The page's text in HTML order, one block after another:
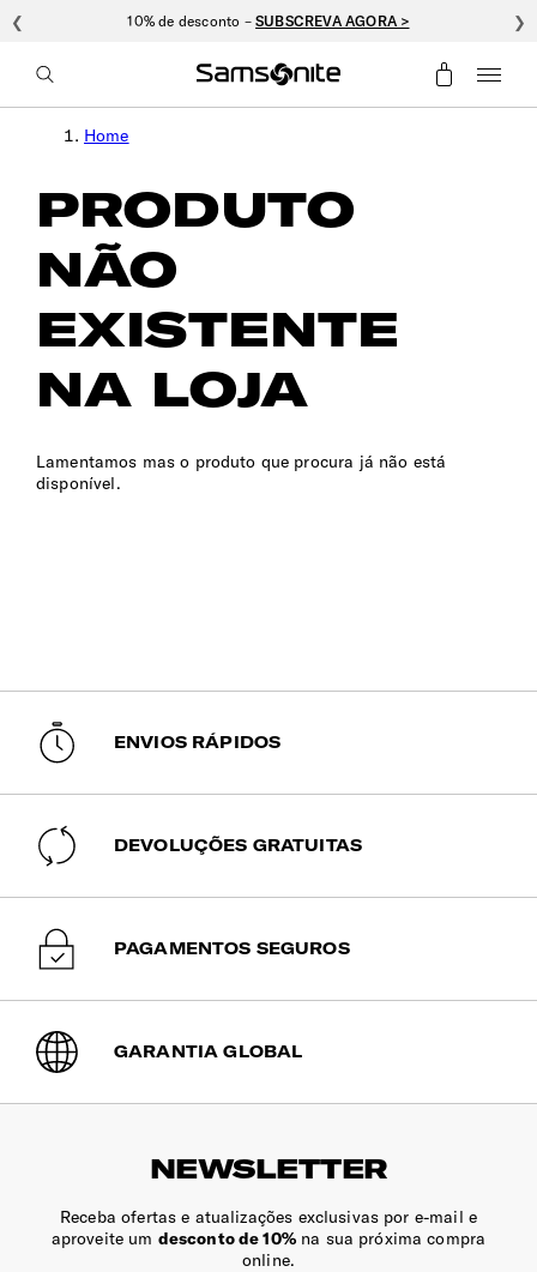
10% de desconto –SUBSCREVA AGORA >
❮ ❯
Home
PRODUTO
NÃO
EXISTENTE
NA LOJA
Lamentamos mas o produto que procura já não está
disponível.
ENVIOS RÁPIDOS
DEVOLUÇÕES GRATUITAS
PAGAMENTOS SEGUROS
GARANTIA GLOBAL
NEWSLETTER
Receba ofertas e atualizações exclusivas por e-mail e
aproveite um desconto de 10%na sua próxima compra
online.